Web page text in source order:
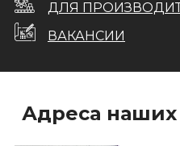
ДЛЯ
ВАКАНСИИ
Адреса наших